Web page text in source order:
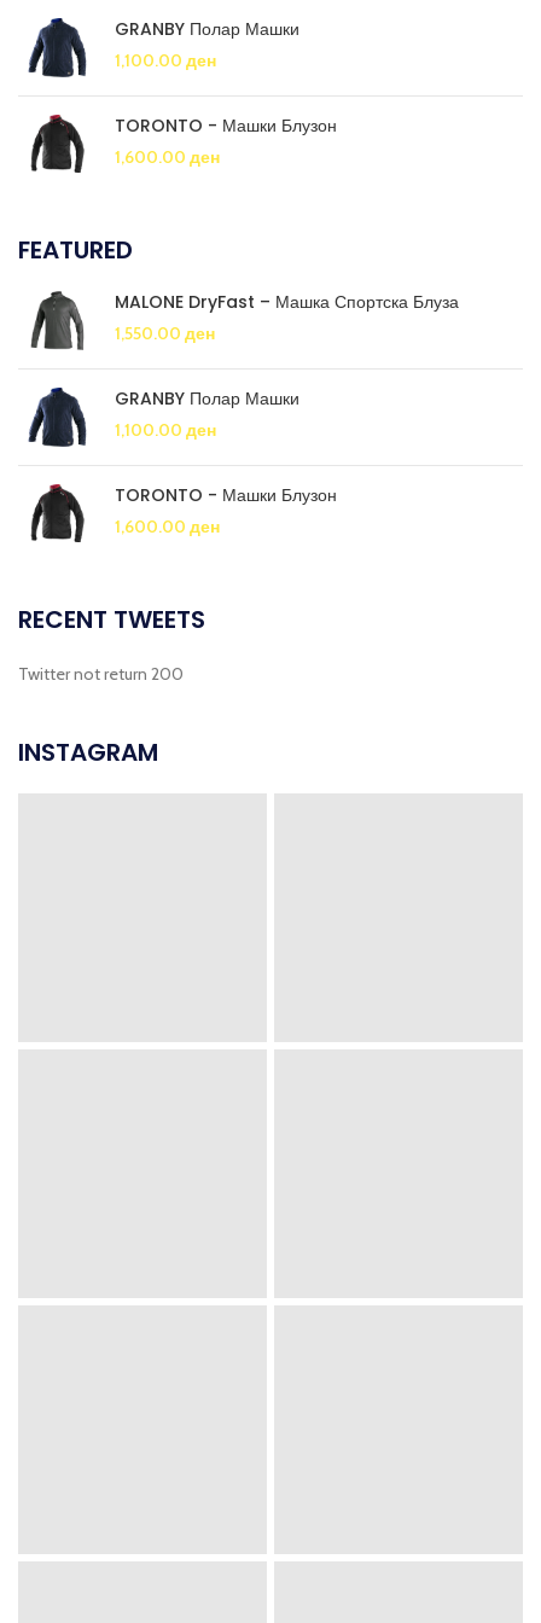
GRANBY Полар Машки
1,100.00 ден
TORONTO - Машки Блузон
1,600.00 ден
FEATURED
MALONE DryFast – Машка Спортска Блуза
1,550.00 ден
GRANBY Полар Машки
1,100.00 ден
TORONTO - Машки Блузон
1,600.00 ден
RECENT TWEETS
Twitter not return 200
INSTAGRAM